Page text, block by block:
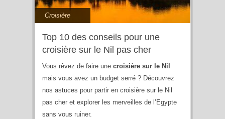
Croisière
Top 10 des conseils pour une
croisière sur le Nil pas cher
Vous rêvez de faire une croisière sur le Nil
mais vous avez un budget serré ? Découvrez
nos astuces pour partir en croisière sur le Nil
pas cher et explorer les merveilles de l’Egypte
sans vous ruiner.